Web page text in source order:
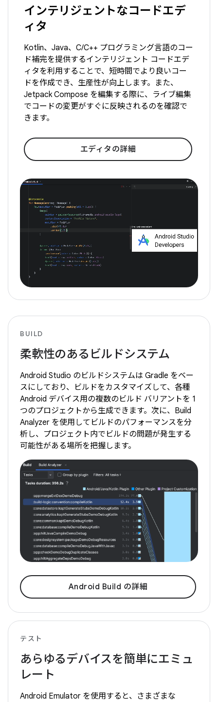
インテリジェントなコードエデ
ィタ
Kotlin、Java、C/C++ プログラミング言語のコー
ド補完を提供するインテリジェント コードエデ
ィタを利用することで、短時間でより良いコー
ドを作成でき、生産性が向上します。また、
Jetpack Compose を編集する際に、ライブ編集
でコードの変更がすぐに反映されるのを確認で
きます。
エディタの詳細
BUILD
柔軟性のあるビルドシステム
Android Studio のビルドシステムは Gradle をベー
スにしており、ビルドをカスタマイズして、各種
Android デバイス用の複数のビルド バリアントを 1
つのプロジェクトから生成できます。次に、Build
Analyzer を使用してビルドのパフォーマンスを分
析し、プロジェクト内でビルドの問題が発生する
可能性がある場所を把握します。
Android Build の詳細
テスト
あらゆるデバイスを簡単にエミュ
レート
Android Emulator を使用すると、さまざまな